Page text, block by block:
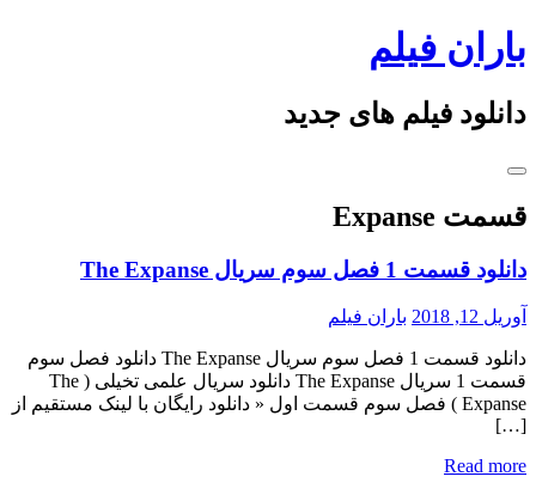
Skip
to
content
باران فیلم
دانلود فیلم های جدید
قسمت Expanse
دانلود قسمت 1 فصل سوم سریال The Expanse
آوریل 12, 2018 باران فیلم
دانلود قسمت 1 فصل سوم سریال The Expanse دانلود فصل سوم
قسمت 1 سریال The Expanse دانلود سریال علمی تخیلی ( The
Expanse ) فصل سوم قسمت اول « دانلود رایگان با لینک مستقیم از
[…]
Read more